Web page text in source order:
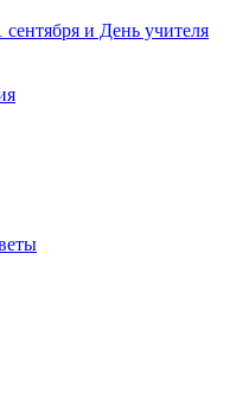
и День учителя